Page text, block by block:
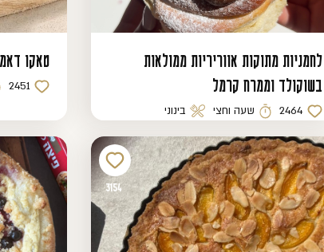
לחמניות מתוקות אווריריות ממולאות
בשוקולד וממרח קרמל
כמות לייקים
2464 זמן הכנהשעה וחצי רמת קושי
בינוני
טאקו
כמות לייקים
2451
3154